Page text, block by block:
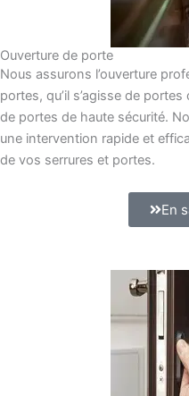
Ouverture de porte
Nous assurons l’ouverture
portes, qu’il s’agisse de
de portes de haute sécurité.
une intervention rapide et
de vos serrures et portes.
En